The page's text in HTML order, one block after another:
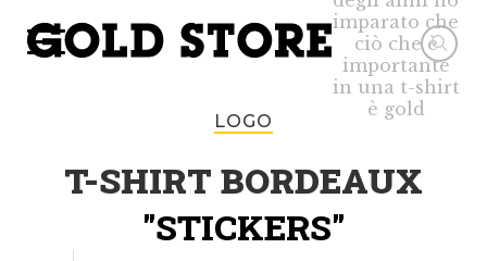
imparato che
ciò che è
importante
in una t-shirt
è gold
LOGO
T-SHIRT BORDEAUX
"STICKERS"